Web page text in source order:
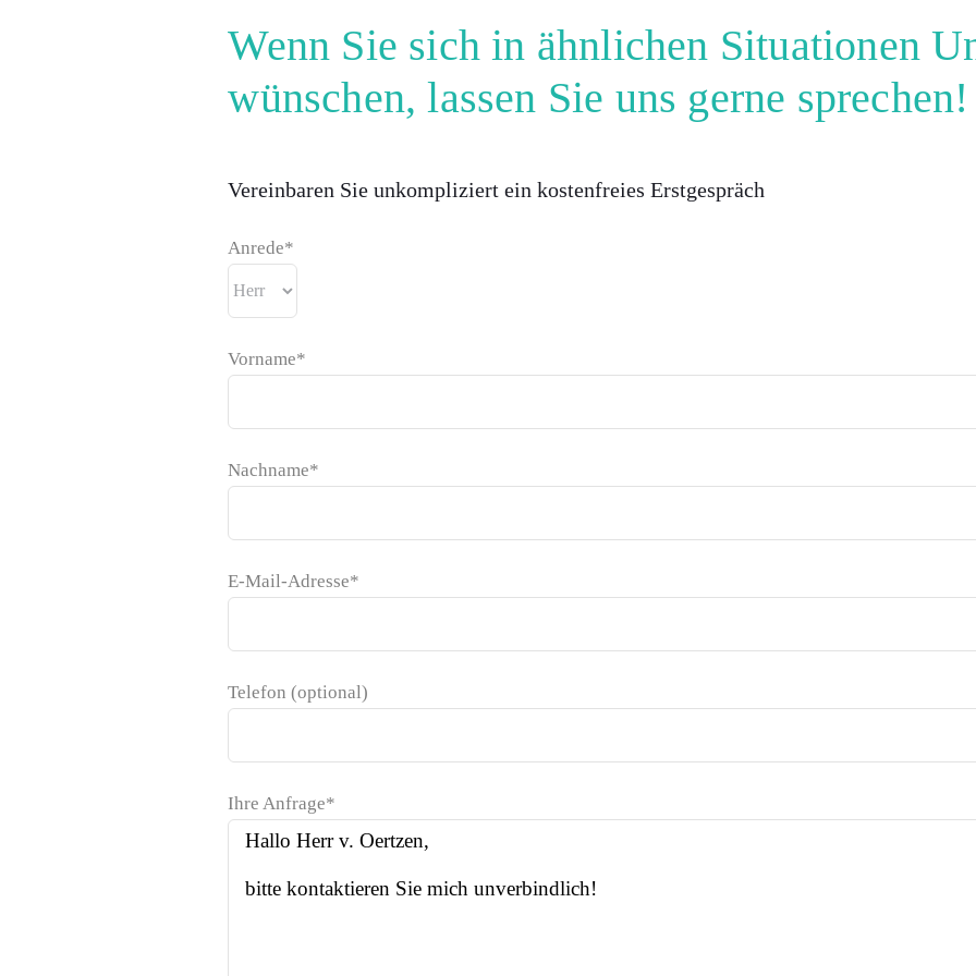
Wenn Sie sich in ähnlichen Situationen
wünschen, lassen Sie uns gerne sprechen!
Vereinbaren Sie unkompliziert ein kostenfreies Erstgespräch
Anrede*
Vorname*
Nachname*
E-Mail-Adresse*
Telefon (optional)
Ihre Anfrage*